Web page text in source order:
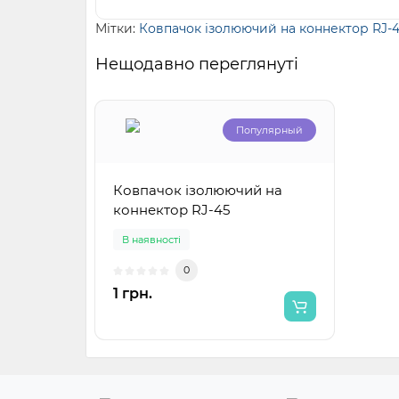
Мітки: Ковпачок ізолюючий на коннектор RJ-
Нещодавно переглянуті
Популярный
Ковпачок ізолюючий на
коннектор RJ-45
В наявності
0
1 грн.